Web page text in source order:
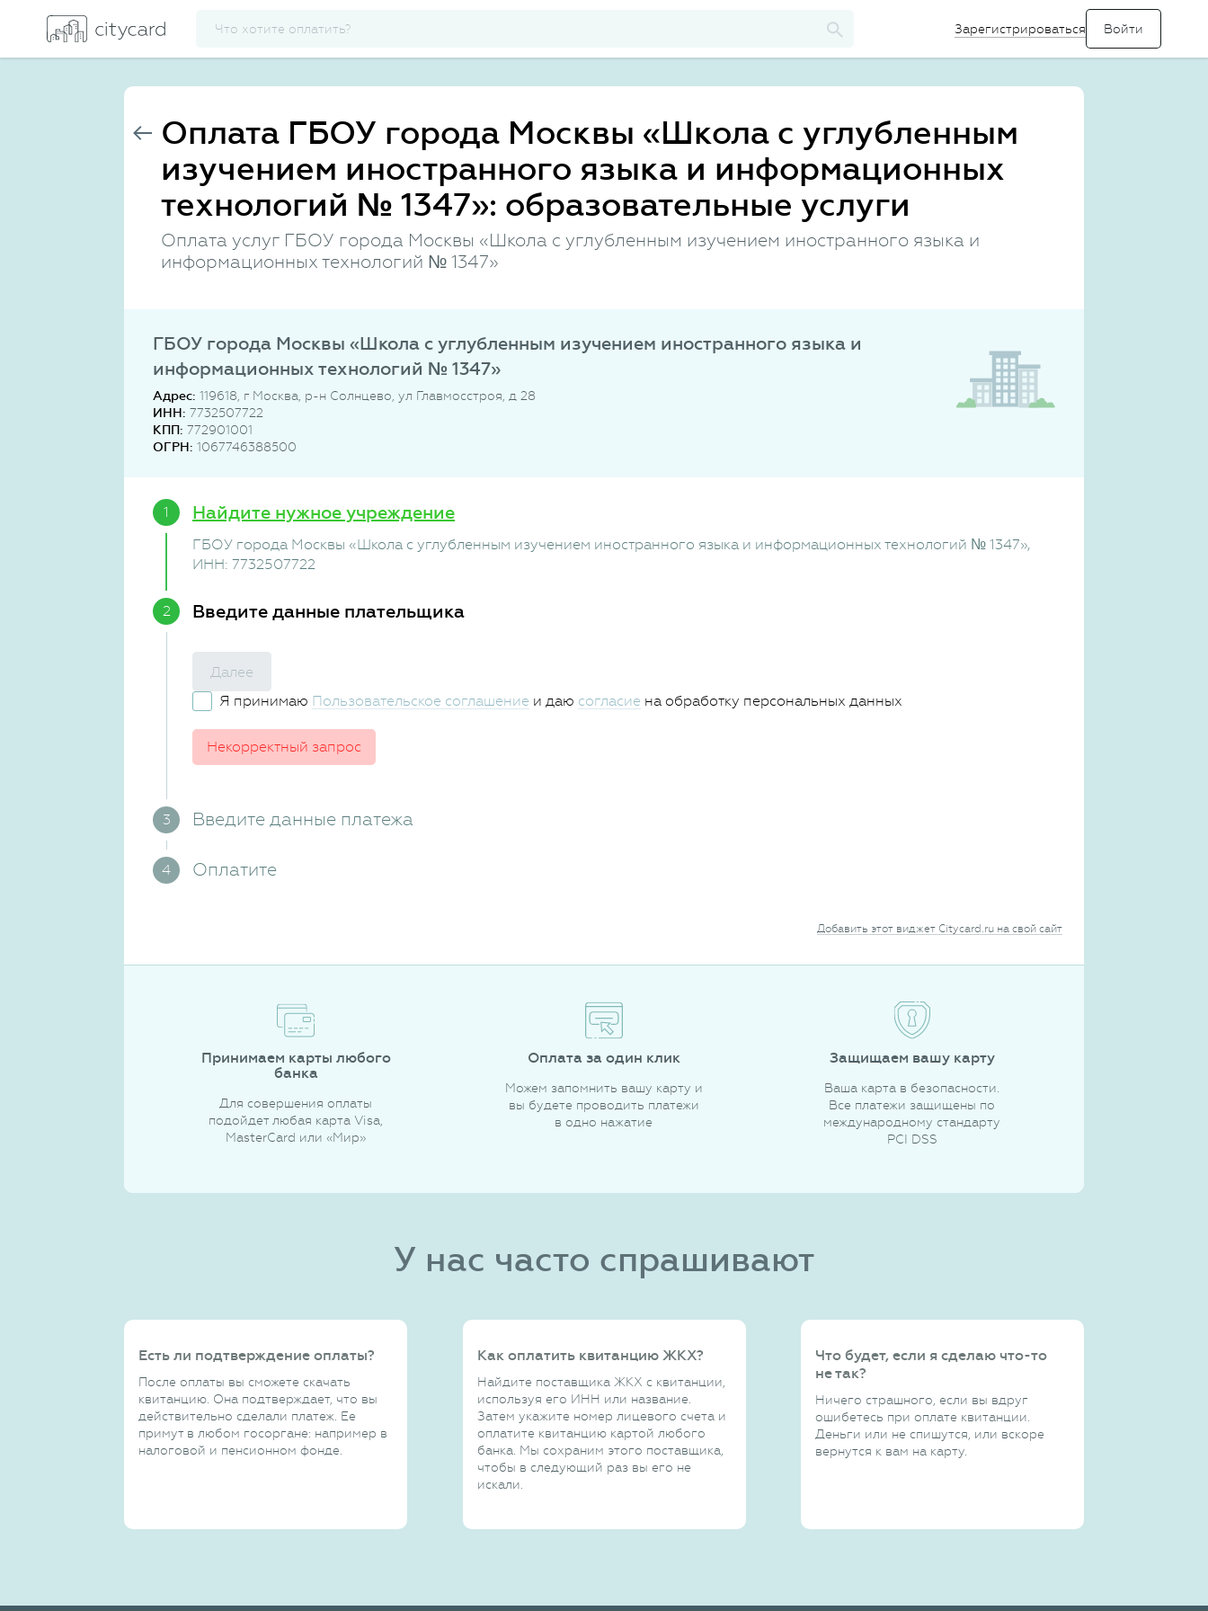
Зарегистрироваться
Оплата ГБОУ города Москвы «Школа с углубленным
изучением иностранного языка и информационных
технологий № 1347»: образовательные услуги
Оплата услуг ГБОУ города Москвы «Школа с углубленным изучением иностранного языка и
информационных технологий № 1347»
ГБОУ города Москвы «Школа с углубленным изучением иностранного языка и
информационных технологий № 1347»
Адрес: 119618, г Москва, р-н Солнцево, ул Главмосстроя, д 28
ИНН: 7732507722
КПП: 772901001
ОГРН: 1067746388500
Найдите нужное учреждение
ГБОУ города Москвы «Школа с углубленным изучением иностранного языка и информационных технологий № 1347»,
ИНН: 7732507722
Введите данные плательщика
Далее
Я принимаю Пользовательское соглашение и даю согласие на обработку персональных данных
Некорректный запрос
Введите данные платежа
Оплатите
Добавить этот виджет Citycard.ru на свой сайт
Принимаем карты любого
банка
Для совершения оплаты
подойдет любая карта Visa,
MasterCard или «Мир»
Оплата за один клик
Можем запомнить вашу карту и
вы будете проводить платежи
в одно нажатие
Защищаем вашу карту
Ваша карта в безопасности.
Все платежи защищены по
международному стандарту
PCI DSS
У нас часто спрашивают
Есть ли подтверждение оплаты?
После оплаты вы сможете скачать
квитанцию. Она подтверждает, что вы
действительно сделали платеж. Ее
примут в любом госоргане: например в
налоговой и пенсионном фонде.
Как оплатить квитанцию ЖКХ?
Найдите поставщика ЖКХ с квитанции,
используя его ИНН или название.
Затем укажите номер лицевого счета и
оплатите квитанцию картой любого
банка. Мы сохраним этого поставщика,
чтобы в следующий раз вы его не
искали.
Что будет, если я сделаю что-то
не так?
Ничего страшного, если вы вдруг
ошибетесь при оплате квитанции.
Деньги или не спишутся, или вскоре
вернутся к вам на карту.